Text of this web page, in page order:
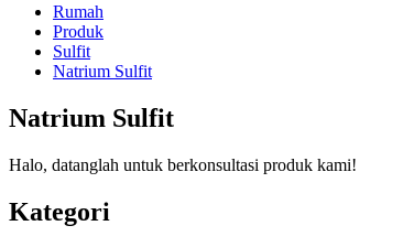
Rumah
Produk
Sulfit
Natrium Sulfit
Natrium Sulfit
Halo, datanglah untuk berkonsultasi produk kami!
Kategori